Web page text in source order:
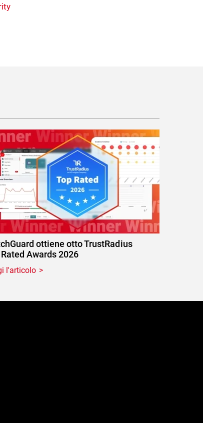
ottiene otto TrustRadius
Awards 2026
l'articolo